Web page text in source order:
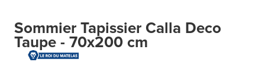
Sommier Tapissier Calla Deco
Taupe - 70x200 cm